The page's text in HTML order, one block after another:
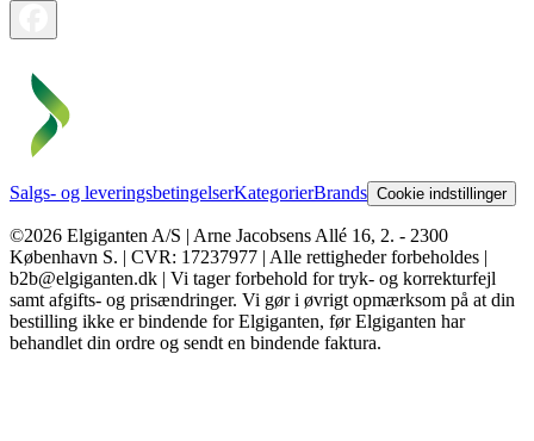
Salgs- og leveringsbetingelserKategorierBrands Cookie indstillinger
©2026 Elgiganten A/S | Arne Jacobsens Allé 16, 2. - 2300
København S. | CVR: 17237977 | Alle rettigheder forbeholdes |
b2b@elgiganten.dk | Vi tager forbehold for tryk- og korrekturfejl
samt afgifts- og prisændringer. Vi gør i øvrigt opmærksom på at din
bestilling ikke er bindende for Elgiganten, før Elgiganten har
behandlet din ordre og sendt en bindende faktura.